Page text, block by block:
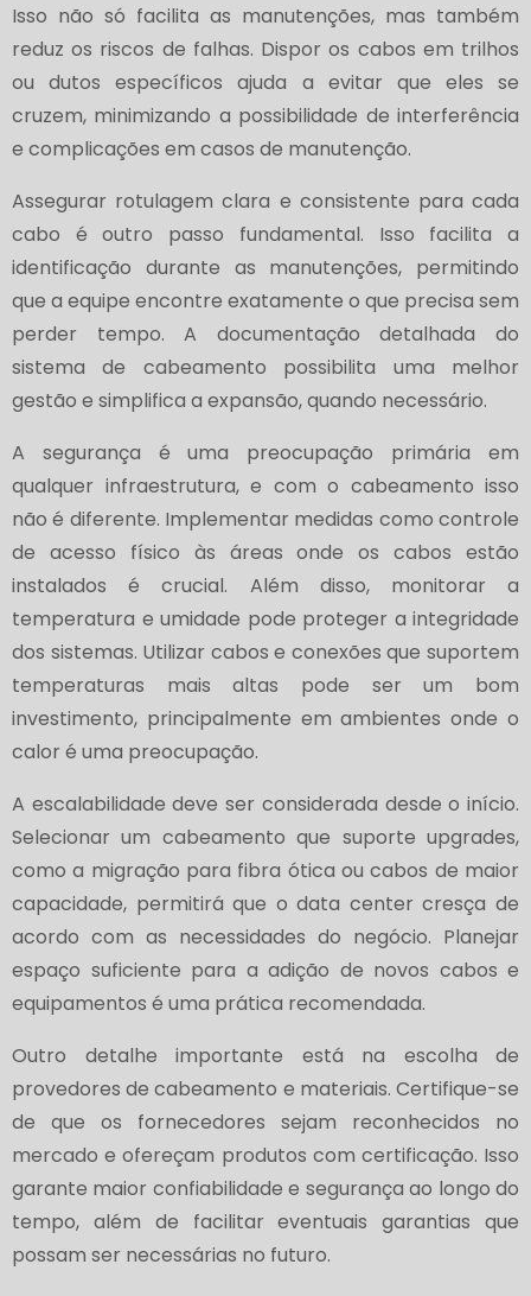
Isso não só facilita as manutenções, mas também
reduz os riscos de falhas. Dispor os cabos em trilhos
ou dutos específicos ajuda a evitar que eles se
cruzem, minimizando a possibilidade de interferência
e complicações em casos de manutenção.
Assegurar rotulagem clara e consistente para cada
cabo é outro passo fundamental. Isso facilita a
identificação durante as manutenções, permitindo
que a equipe encontre exatamente o que precisa sem
perder tempo. A documentação detalhada do
sistema de cabeamento possibilita uma melhor
gestão e simplifica a expansão, quando necessário.
A segurança é uma preocupação primária em
qualquer infraestrutura, e com o cabeamento isso
não é diferente. Implementar medidas como controle
de acesso físico às áreas onde os cabos estão
instalados é crucial. Além disso, monitorar a
temperatura e umidade pode proteger a integridade
dos sistemas. Utilizar cabos e conexões que suportem
temperaturas mais altas pode ser um bom
investimento, principalmente em ambientes onde o
calor é uma preocupação.
A escalabilidade deve ser considerada desde o início.
Selecionar um cabeamento que suporte upgrades,
como a migração para fibra ótica ou cabos de maior
capacidade, permitirá que o data center cresça de
acordo com as necessidades do negócio. Planejar
espaço suficiente para a adição de novos cabos e
equipamentos é uma prática recomendada.
Outro detalhe importante está na escolha de
provedores de cabeamento e materiais. Certifique-se
de que os fornecedores sejam reconhecidos no
mercado e ofereçam produtos com certificação. Isso
garante maior confiabilidade e segurança ao longo do
tempo, além de facilitar eventuais garantias que
possam ser necessárias no futuro.